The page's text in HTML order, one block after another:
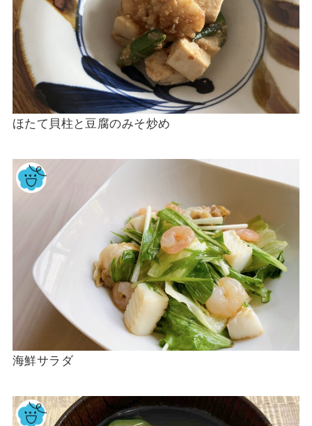
ほたて貝柱と豆腐のみそ炒め
海鮮サラダ